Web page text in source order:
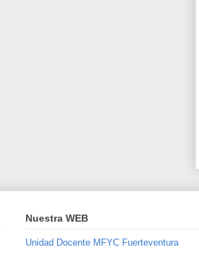
Nuestra WEB
Unidad Docente MFYC Fuerteventura